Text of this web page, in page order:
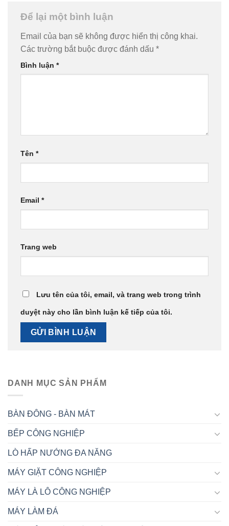
Để lại một bình luận
Email của bạn sẽ không được hiển thị công khai.
Các trường bắt buộc được đánh dấu *
Bình luận *
Tên *
Email *
Trang web
Lưu tên của tôi, email, và trang web trong trình
duyệt này cho lần bình luận kế tiếp của tôi.
DANH MỤC SẢN PHẨM
BÀN ĐÔNG - BÀN MÁT
BẾP CÔNG NGHIỆP
LÒ HẤP NƯỚNG ĐA NĂNG
MÁY GIẶT CÔNG NGHIỆP
MÁY LÀ LÔ CÔNG NGHIỆP
MÁY LÀM ĐÁ